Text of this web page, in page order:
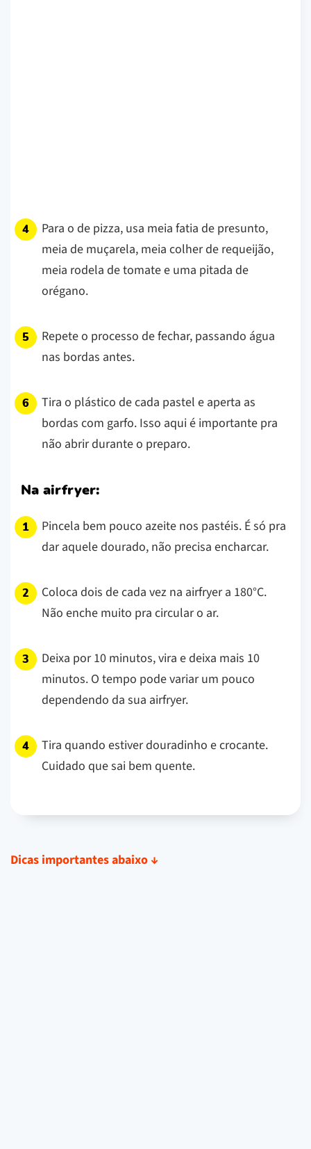
Para o de pizza, usa meia fatia de presunto,
meia de muçarela, meia colher de requeijão,
meia rodela de tomate e uma pitada de
orégano.
Repete o processo de fechar, passando água
nas bordas antes.
Tira o plástico de cada pastel e aperta as
bordas com garfo. Isso aqui é importante pra
não abrir durante o preparo.
Na airfryer:
Pincela bem pouco azeite nos pastéis. É só pra
dar aquele dourado, não precisa encharcar.
Coloca dois de cada vez na airfryer a 180°C.
Não enche muito pra circular o ar.
Deixa por 10 minutos, vira e deixa mais 10
minutos. O tempo pode variar um pouco
dependendo da sua airfryer.
Tira quando estiver douradinho e crocante.
Cuidado que sai bem quente.
Dicas importantes abaixo ↓